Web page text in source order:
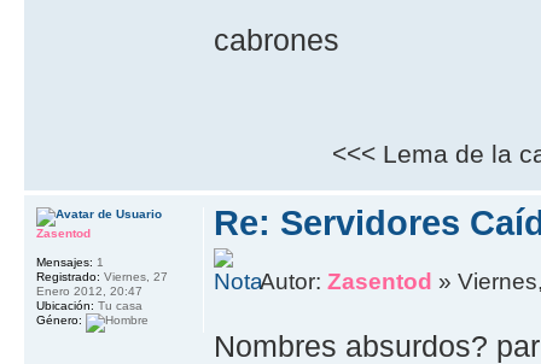
cabrones
<<< Lema de la
Re: Servidores
Autor:Zasentod »
Nombres absurdos?
Zasentod
Mensajes: 1
Registrado: Viernes, 27
Enero 2012, 20:47
Ubicación: Tu casa
Género: